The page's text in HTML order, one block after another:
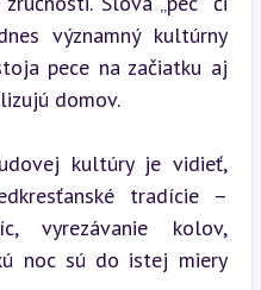
významný kultúrny
pece na začiatku aj
domov.
kultúry je vidieť,
tradície –
vyrezávanie kolov,
noc sú do istej miery